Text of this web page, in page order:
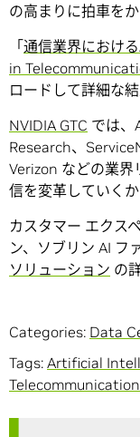
の高まりに拍車をか
「通信業界におけ
in
ロードして詳細な
NVIDIA GTC では、
Research、
Verizon などの業界
信を変革していくか
カスタマー エクス
ン、ソブリン AI フ
ソリューション の
Categories: Data
Tags: Artificial